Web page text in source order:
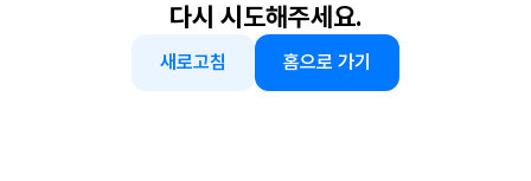
다시 시도해주세요.
새로고침 홈으로 가기